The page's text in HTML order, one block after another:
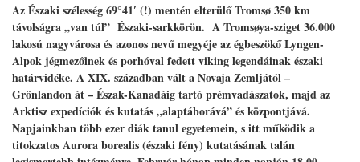
Az Északi szélesség 69°41′ (!) mentén elterülő Tromsø 350 km
távolságra „van túl” Északi-sarkkörön. A Tromsøya-sziget 36.000
lakosú nagyvárosa és azonos nevű megyéje az égbeszökő Lyngen-
Alpok jégmezőinek és porhóval fedett viking legendáinak északi
határvidéke. A XIX. században vált a Novaja Zemljától –
Grönlandon át – Észak-Kanadáig tartó prémvadászatok, majd az
Arktisz expedíciók és kutatás „alaptáborává” és központjává.
Napjainkban több ezer diák tanul egyetemein, s itt működik a
titokzatos Aurora borealis (északi fény) kutatásának talán